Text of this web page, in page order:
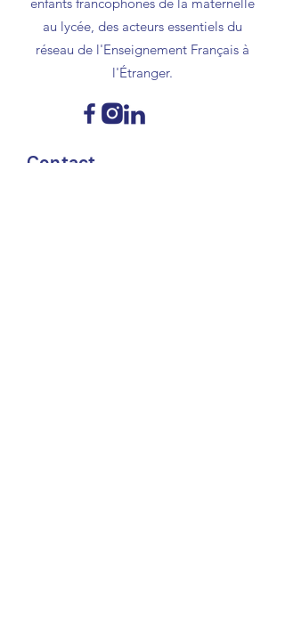
au lycée, des acteurs essentiels du
réseau de l'Enseignement Français à
l'Étranger.
Contact